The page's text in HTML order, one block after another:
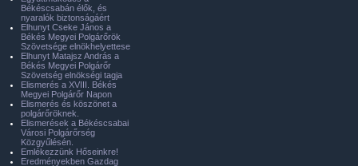
Békéscsabán élők, és
nyaralók biztonságáért
Elhunyt Cseke János a
Békés Megyei Polgárőrök
Szövetsége elnökhelyettese
Elhunyt Matajsz András a
Békés Megyei Polgárőr
Szövetség elnökségi tagja
Elismerés a XVIII. Békés
Megyei Polgárőr Napon
Elismerés és köszönet a
polgárőröknek.
Elismerések a Békéscsabai
Városi Polgárőrség
Közgyűlésén.
Emlékezzünk Hőseinkre!
Eredményekben Gazdag